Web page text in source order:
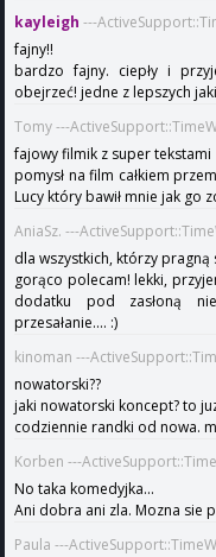
kayleigh ---
fajny!!
bardzo fajny. ciepły i
obejrzeć! jedne z lepszych
Tomy ---
fajowy filmik z super tekstami
pomysł na film całkiem
Lucy który bawił mnie jak go
AniaSz. ---
dla wszystkich, którzy
gorąco polecam! lekki,
dodatku pod zasłoną
przesałanie.... :)
kinoman ---
nowatorski??
jaki nowatorski koncept? to
codziennie randki od nowa.
Korben ---
No taka komedyjka...
Ani dobra ani zla. Mozna sie
Paula ---